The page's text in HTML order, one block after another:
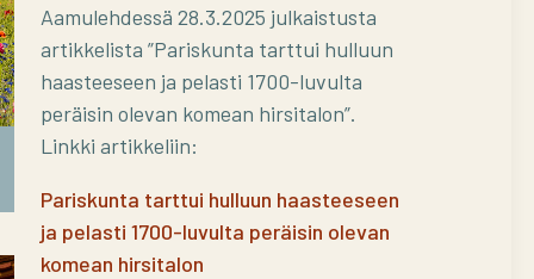
Aamulehdessä 28.3.2025 julkaistusta
artikkelista ”Pariskunta tarttui hulluun
haasteeseen ja pelasti 1700-luvulta
peräisin olevan komean hirsitalon”.
Linkki artikkeliin:
Pariskunta tarttui hulluun haasteeseen
ja pelasti 1700-luvulta peräisin olevan
komean hirsitalon